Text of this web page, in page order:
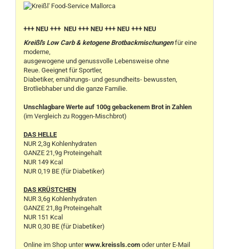
+++ NEU +++ NEU +++ NEU +++ NEU +++ NEU
Kreißl's Low Carb & ketogene Brotbackmischungenfür eine
moderne,
ausgewogene und genussvolle Lebensweise ohne
Reue. Geeignet für Sportler,
Diabetiker, ernährungs- und gesundheits- bewussten,
Brotliebhaber und die ganze Familie.
Unschlagbare Werte auf 100g gebackenem Brot in Zahlen
(im Vergleich zu Roggen-Mischbrot)
DAS HELLE
NUR 2,3g Kohlenhydraten
GANZE 21,9g Proteingehalt
NUR 149 Kcal
NUR 0,19 BE (für Diabetiker)
DAS KRÜSTCHEN
NUR 3,6g Kohlenhydraten
GANZE 21,8g Proteingehalt
NUR 151 Kcal
NUR 0,30 BE (für Diabetiker)
Online im Shop unterwww.kreissls.com oder unter E-Mail